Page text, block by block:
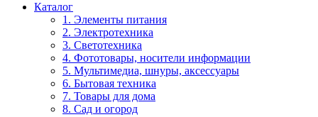
Каталог
1. Элементы питания
2. Электротехника
3. Светотехника
4. Фототовары, носители информации
5. Мультимедиа, шнуры, аксессуары
6. Бытовая техника
7. Товары для дома
8. Сад и огород